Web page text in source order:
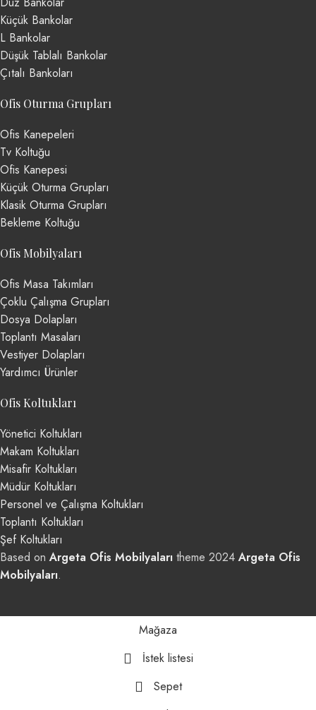
Küçük Bankolar
L Bankolar
Düşük Tablalı Bankolar
Çıtalı Bankoları
Ofis Oturma Grupları
Ofis Kanepeleri
Tv Koltuğu
Ofis Kanepesi
Küçük Oturma Grupları
Klasik Oturma Grupları
Bekleme Koltuğu
Ofis Mobilyaları
Ofis Masa Takımları
Çoklu Çalışma Grupları
Dosya Dolapları
Toplantı Masaları
Vestiyer Dolapları
Yardımcı Ürünler
Ofis Koltukları
Yönetici Koltukları
Makam Koltukları
Misafir Koltukları
Müdür Koltukları
Personel ve Çalışma Koltukları
Toplantı Koltukları
Şef Koltukları
Based onArgeta Ofis Mobilyaları theme 2024Argeta Ofis
Mobilyaları.
Mağaza
İstek listesi
Sepet